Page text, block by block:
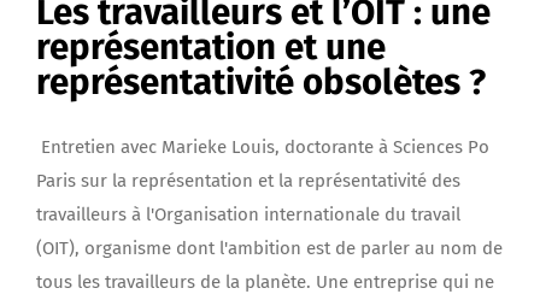
Les travailleurs et l’OIT : une
représentation et une
représentativité obsolètes ?
Entretien avec Marieke Louis, doctorante à Sciences Po
Paris sur la représentation et la représentativité des
travailleurs à l'Organisation internationale du travail
(OIT), organisme dont l'ambition est de parler au nom de
tous les travailleurs de la planète. Une entreprise qui ne